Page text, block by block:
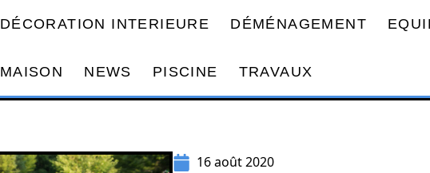
DÉCORATION INTERIEURE DÉMÉNAGEMENT
MAISON NEWS PISCINE TRAVAUX
16 août 2020